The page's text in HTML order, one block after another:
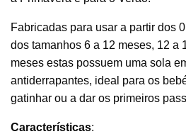
Fabricadas para usar a partir dos
dos tamanhos 6 a 12 meses, 12 a
meses estas possuem uma sola
antiderrapantes, ideal para os
gatinhar ou a dar os primeiros
Características: